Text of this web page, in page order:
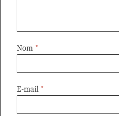
Nom *
E-mail *